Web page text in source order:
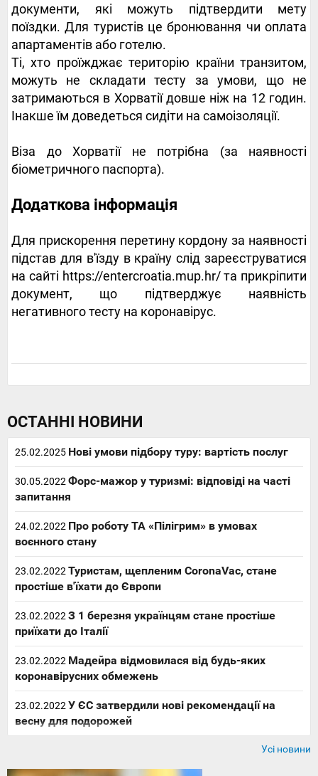
ОСТАННІ НОВИНИ
25.02.2025 Нові умови підбору туру: вартість послуг
30.05.2022 Форс-мажор у туризмі: відповіді на часті
запитання
24.02.2022 Про роботу ТА «Пілігрим» в умовах
воєнного стану
23.02.2022 Туристам, щепленим CoronaVac, стане
простіше в'їхати до Європи
23.02.2022 З 1 березня українцям стане простіше
приїхати до Італії
23.02.2022 Мадейра відмовилася від будь-яких
коронавірусних обмежень
23.02.2022 У ЄС затвердили нові рекомендації на
весну для подорожей
Усі новини
документи, які можуть підтвердити мету
поїздки. Для туристів це бронювання чи оплата
апартаментів або готелю.
Ті, хто проїжджає територію країни транзитом,
можуть не складати тесту за умови, що не
затримаються в Хорватії довше ніж на 12 годин.
Інакше їм доведеться сидіти на самоізоляції.
Віза до Хорватії не потрібна (за наявності
біометричного паспорта).
Додаткова інформація
Для прискорення перетину кордону за наявності
підстав для в'їзду в країну слід зареєструватися
на сайті https://entercroatia.mup.hr/ та прикріпити
документ, що підтверджує наявність
негативного тесту на коронавірус.